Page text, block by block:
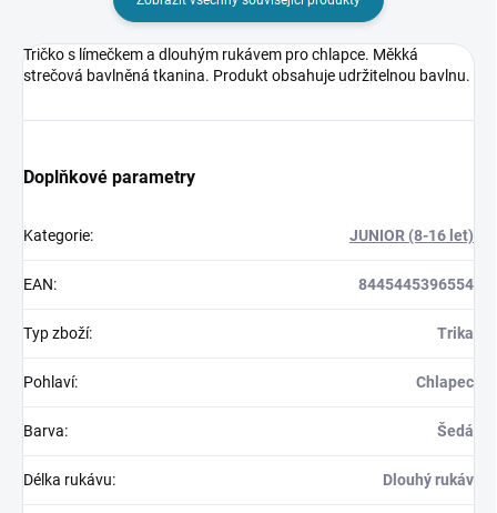
Tričko s límečkem a dlouhým rukávem pro chlapce. Měkká
strečová bavlněná tkanina. Produkt obsahuje udržitelnou bavlnu.
Doplňkové parametry
Kategorie: JUNIOR (8-16 let)
EAN: 8445445396554
Typ zboží: Trika
Pohlaví: Chlapec
Barva: Šedá
Délka rukávu: Dlouhý rukáv